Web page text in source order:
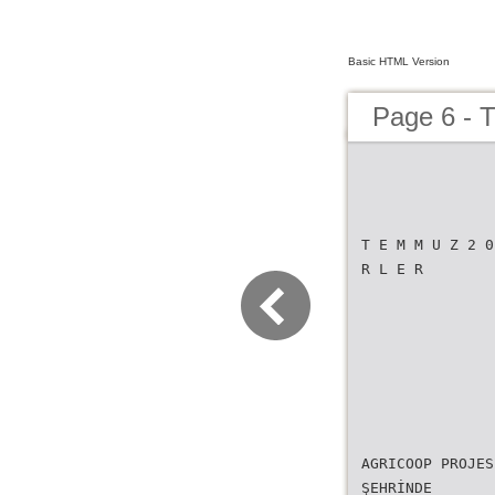
Basic HTML Version
Page 6 -
T E M M U Z 2
R L E R
AGRICOOP
ŞEHRİNDE